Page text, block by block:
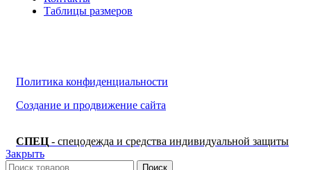
Таблицы размеров
Политика конфиденциальности
Создание и продвижение сайта
СПЕЦ - спецодежда и средства индивидуальной защиты
Закрыть
Поиск